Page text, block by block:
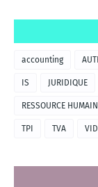
accounting
IS JURIDIQUE
RESSOURCE HUMAIN
TPI TVA